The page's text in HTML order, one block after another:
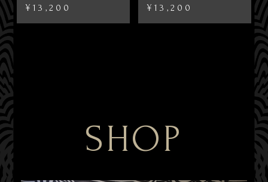
¥13,200 ¥13,200
SHOP